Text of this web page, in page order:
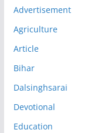
Advertisement
Agriculture
Article
Bihar
Dalsinghsarai
Devotional
Education